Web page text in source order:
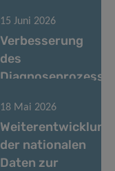
15 Juni 2026
Verbesserung
des
seltenen
Krankheiten in
Luxemburg
18 Mai 2026
Weiterentwicklung
der nationalen
Daten zur